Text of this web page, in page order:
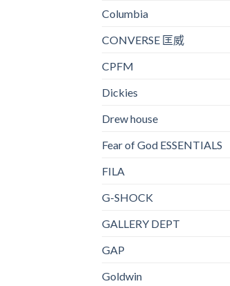
Columbia
CONVERSE 匡威
CPFM
Dickies
Drew house
Fear of God ESSENTIALS
FILA
G-SHOCK
GALLERY DEPT
GAP
Goldwin